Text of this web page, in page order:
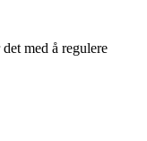
med å regulere